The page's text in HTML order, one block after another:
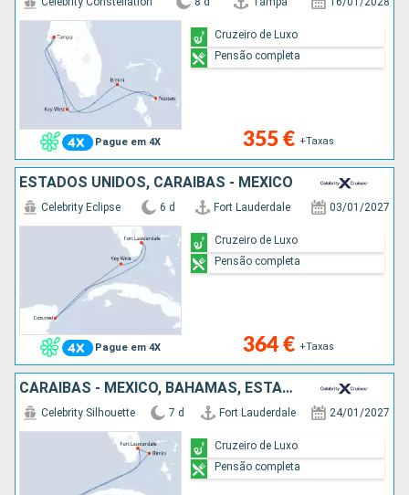
Pague em 4X 355 € +Taxas
Cruzeiro de Luxo
Pensão completa
ESTADOS UNIDOS, CARAIBAS - MEXICO
Pague em 4X
Celebrity Eclipse 6 d Fort Lauderdale 03/01/2027
364 € +Taxas
Cruzeiro de Luxo
Pensão completa
CARAIBAS - MEXICO, BAHAMAS, ESTADOS UNIDOS
Celebrity Silhouette 7 d Fort Lauderdale 24/01/2027
Cruzeiro de Luxo
Pensão completa